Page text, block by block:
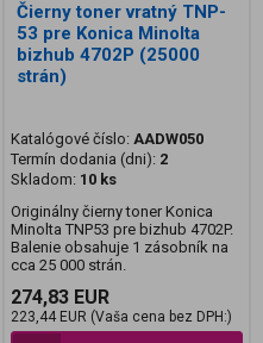
Čierny toner vratný TNP-
53 pre Konica Minolta
bizhub 4702P (25000
strán)
Katalógové číslo: AADW050
Termín dodania (dni): 2
Skladom: 10 ks
Originálny čierny toner Konica
Minolta TNP53 pre bizhub 4702P.
Balenie obsahuje 1 zásobník na
cca 25 000 strán.
274,83 EUR
223,44 EUR (Vaša cena bez DPH:)